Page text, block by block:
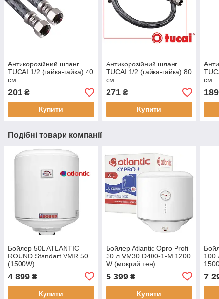
Антикорозійний шланг
TUCAI 1/2 (гайка-гайка) 40
см
201 ₴
Купити
Антикорозійний шланг
TUCAI 1/2 (гайка-гайка) 80
см
271₴
Купити
см
189
Подібні товари компанії
Бойлер 50L ATLANTIC
ROUND Standart VMR 50
(1500W)
4 899 ₴
Купити
Бойлер Atlantic Opro Profi
30 л VM30 D400-1-M 1200
W (мокрий тен)
5 399₴
Купити
100
7